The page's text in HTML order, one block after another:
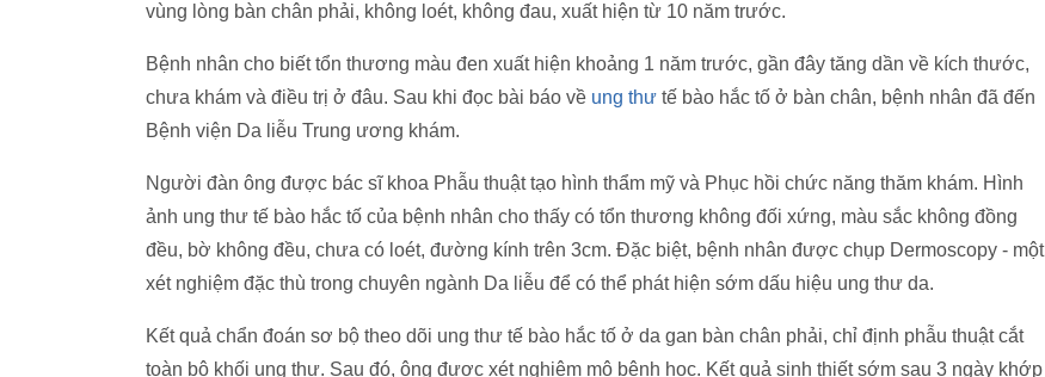
vùng lòng bàn chân phải, không loét, không đau, xuất hiện từ 10 năm trước.
Bệnh nhân cho biết tổn thương màu đen xuất hiện khoảng 1 năm trước, gần đây tăng dần về kích thước,
chưa khám và điều trị ở đâu. Sau khi đọc bài báo về ung thư tế bào hắc tố ở bàn chân, bệnh nhân đã đến
Bệnh viện Da liễu Trung ương khám.
Người đàn ông được bác sĩ khoa Phẫu thuật tạo hình thẩm mỹ và Phục hồi chức năng thăm khám. Hình
ảnh ung thư tế bào hắc tố của bệnh nhân cho thấy có tổn thương không đối xứng, màu sắc không đồng
đều, bờ không đều, chưa có loét, đường kính trên 3cm. Đặc biệt, bệnh nhân được chụp Dermoscopy - một
xét nghiệm đặc thù trong chuyên ngành Da liễu để có thể phát hiện sớm dấu hiệu ung thư da.
Kết quả chẩn đoán sơ bộ theo dõi ung thư tế bào hắc tố ở da gan bàn chân phải, chỉ định phẫu thuật cắt
toàn bộ khối ung thư. Sau đó, ông được xét nghiệm mô bệnh học. Kết quả sinh thiết sớm sau 3 ngày khớp